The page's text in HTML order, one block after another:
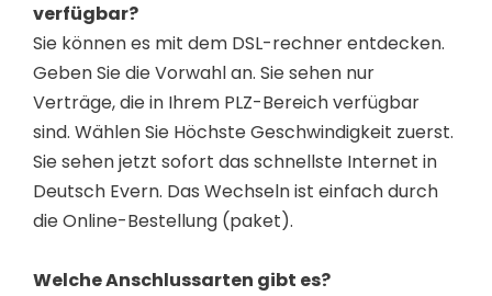
verfügbar?
Sie können es mit dem DSL-rechner entdecken.
Geben Sie die Vorwahl an. Sie sehen nur
Verträge, die in Ihrem PLZ-Bereich verfügbar
sind. Wählen Sie Höchste Geschwindigkeit zuerst.
Sie sehen jetzt sofort das schnellste Internet in
Deutsch Evern. Das Wechseln ist einfach durch
die Online-Bestellung (paket).
Welche Anschlussarten gibt es?